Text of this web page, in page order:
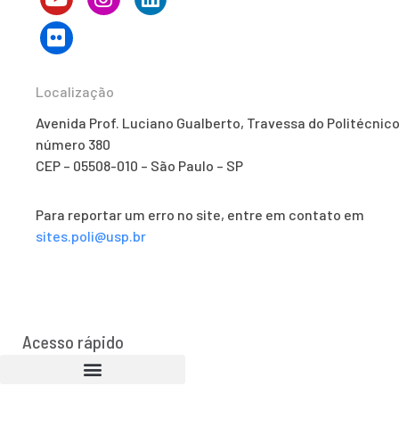
Localização
Avenida Prof. Luciano Gualberto, Travessa do
número 380
CEP – 05508-010 – São Paulo – SP
Para reportar um erro no site, entre em contato em
sites.poli@usp.br
Acesso rápido